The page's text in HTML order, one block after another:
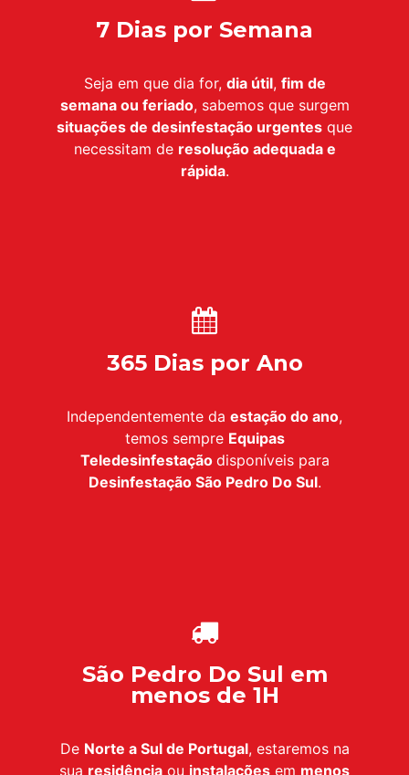
7 Dias por Semana
Seja em que dia for, dia útil, fim de
semana ou feriado, sabemos que surgem
situações de desinfestação urgentes que
necessitam de resolução adequada e
rápida.
365 Dias por Ano
Independentemente da estação do ano,
temos sempre Equipas
Teledesinfestação disponíveis para
DesinfestaçãoSão Pedro Do Sul.
São Pedro Do Sul em
menos de 1H
De Norte a Sul de Portugal, estaremos na
sua residência ou instalações em menos